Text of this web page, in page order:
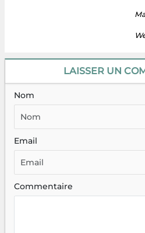
LAISSER UN
Nom
Email
Commentaire